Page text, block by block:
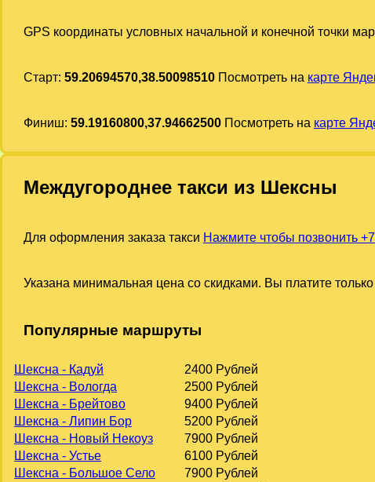
GPS координаты условных начальной и конечной точки
Старт: 59.20694570,38.50098510Посмотреть на карте
Финиш: 59.19160800,37.94662500Посмотреть на карте
Междугороднее такси из Шексны
Для оформления заказа такси Нажмите чтобы позвонить
Указана минимальная цена со скидками. Вы платите
Популярные маршруты
Шексна - Кадуй
2400 Рублей
Шексна - Вологда
2500 Рублей
Шексна - Брейтово
9400 Рублей
Шексна - Липин Бор
5200 Рублей
Шексна - Новый Некоуз
7900 Рублей
Шексна - Устье
6100 Рублей
Шексна - Большое Село
7900 Рублей